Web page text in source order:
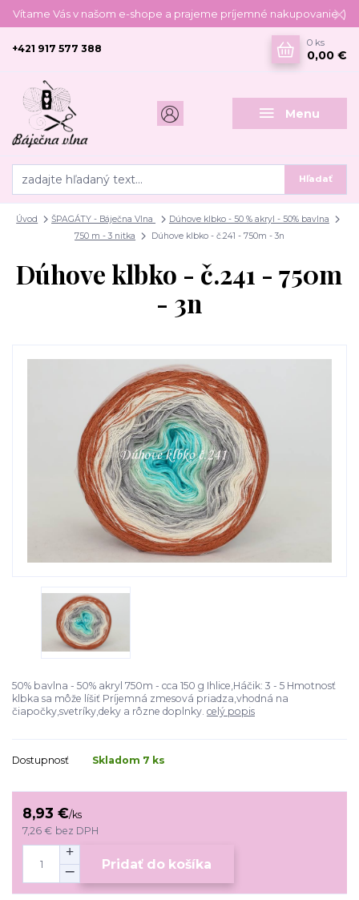
Vítame Vás v našom e-shope a prajeme príjemné nakupovanie :)
Menu
Hľadať
+421 917 577 388
0 ks
0,00 €
Úvod ŠPAGÁTY - Báječna Vlna
Dúhove klbko - 50 % akryl - 50% bavlna
750 m - 3 nitka
Dúhove klbko - č.241 - 750m - 3n
Dúhove klbko - č.241 - 750m
- 3n
50% bavlna - 50% akryl 750m - cca 150 g Ihlice,Háčik: 3 - 5 Hmotnosť
klbka sa môže líšiť Príjemná zmesová priadza,vhodná na
čiapočky,svetríky,deky a rôzne doplnky. celý popis
Dostupnosť Skladom 7 ks
8,93 €/ks
7,26 € bez DPH
Pridať do košíka